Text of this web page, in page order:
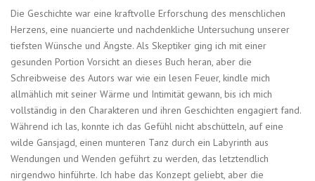
Die Geschichte war eine kraftvolle Erforschung des menschlichen
Herzens, eine nuancierte und nachdenkliche Untersuchung unserer
tiefsten Wünsche und Ängste. Als Skeptiker ging ich mit einer
gesunden Portion Vorsicht an dieses Buch heran, aber die
Schreibweise des Autors war wie ein lesen Feuer, kindle mich
allmählich mit seiner Wärme und Intimität gewann, bis ich mich
vollständig in den Charakteren und ihren Geschichten engagiert fand.
Während ich las, konnte ich das Gefühl nicht abschütteln, auf eine
wilde Gansjagd, einen munteren Tanz durch ein Labyrinth aus
Wendungen und Wenden geführt zu werden, das letztendlich
nirgendwo hinführte. Ich habe das Konzept geliebt, aber die